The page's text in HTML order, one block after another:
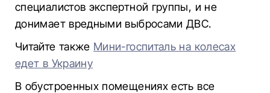
специалистов экспертной группы, и не
донимает вредными выбросами ДВС.
Читайте также Мини-госпиталь на колесах
едет в Украину
В обустроенных помещениях есть все